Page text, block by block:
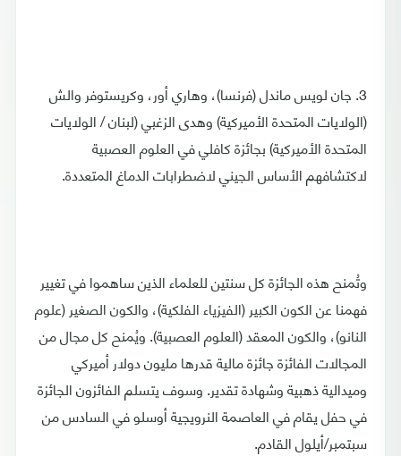
3. جان لويس ماندل (فرنسا)، وهاري أور، وكريستوفر والش
(الولايات المتحدة الأميركية) وهدى الزغبي (لبنان / الولايات
المتحدة الأميركية) بجائزة كافلي في العلوم العصبية
لاكتشافهم الأساس الجيني لاضطرابات الدماغ المتعددة.
وتُمنح هذه الجائزة كل سنتين للعلماء الذين ساهموا في تغيير
فهمنا عن الكون الكبير (الفيزياء الفلكية)، والكون الصغير (علوم
النانو)، والكون المعقد (العلوم العصبية). ويُمنح كل مجال من
المجالات الفائزة جائزة مالية قدرها مليون دولار أميركي
وميدالية ذهبية وشهادة تقدير. وسوف يتسلم الفائزون الجائزة
في حفل يقام في العاصمة النرويجية أوسلو في السادس من
سبتمبر/أيلول القادم.